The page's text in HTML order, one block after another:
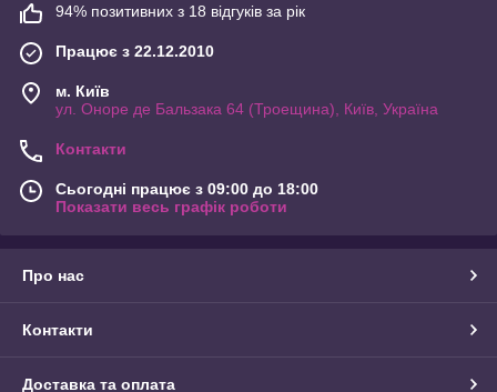
94% позитивних з 18 відгуків за рік
Працює з 22.12.2010
м. Київ
ул. Оноре де Бальзака 64 (Троещина), Київ, Україна
Контакти
Сьогодні працює з 09:00 до 18:00
Показати весь графік роботи
Про нас
Контакти
Доставка та оплата